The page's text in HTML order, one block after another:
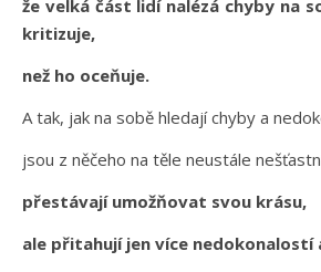
že velká část lidí nalézá chyby na
kritizuje,
než ho oceňuje.
A tak, jak na sobě hledají chyby a
jsou z něčeho na těle neustále
přestávají umožňovat svou krásu,
ale přitahují jen více nedokonalostí